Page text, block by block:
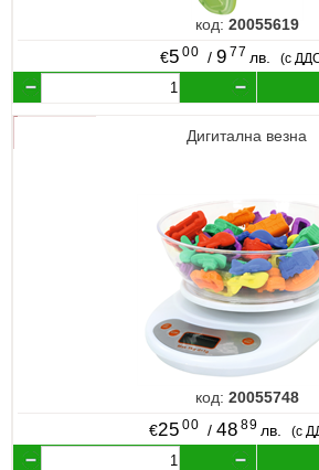
код: 20055619
€5 00 / 9 77 лв. (с
Дигитална везна
код: 20055748
€25 00 / 48 89 лв. (с